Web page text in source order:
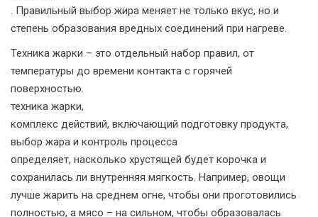
. Правильный выбор жира меняет не только вкус, но и
степень образования вредных соединений при нагреве.
Техника жарки – это отдельный набор правил, от
температуры до времени контакта с горячей
поверхностью.
техника жарки,
комплекс действий, включающий подготовку продукта,
выбор жара и контроль процесса
определяет, насколько хрустящей будет корочка и
сохранилась ли внутренняя мягкость. Например, овощи
лучше жарить на среднем огне, чтобы они проготовились
полностью, а мясо – на сильном, чтобы образовалась